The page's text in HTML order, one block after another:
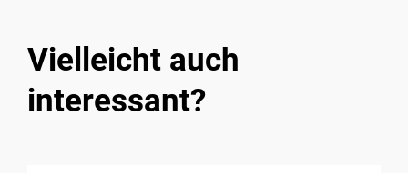
Vielleicht auch
interessant?